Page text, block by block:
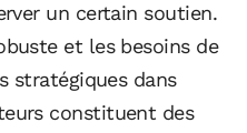
un certain soutien.
et les besoins de
stratégiques dans
constituent des